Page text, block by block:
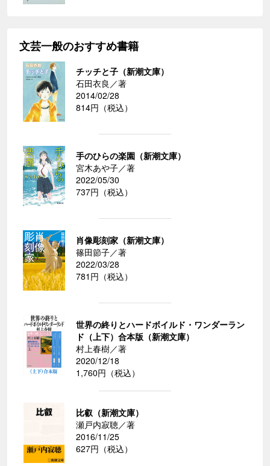
文芸一般のおすすめ書籍
チッチと子（新潮文庫）
石田衣良／著
2014/02/28
814円（税込）
手のひらの楽園（新潮文庫）
宮木あや子／著
2022/05/30
737円（税込）
肖像彫刻家（新潮文庫）
篠田節子／著
2022/03/28
781円（税込）
世界の終りとハードボイルド・ワンダーラン
ド（上下）合本版（新潮文庫）
村上春樹／著
2020/12/18
1,760円（税込）
比叡（新潮文庫）
瀬戸内寂聴／著
2016/11/25
627円（税込）